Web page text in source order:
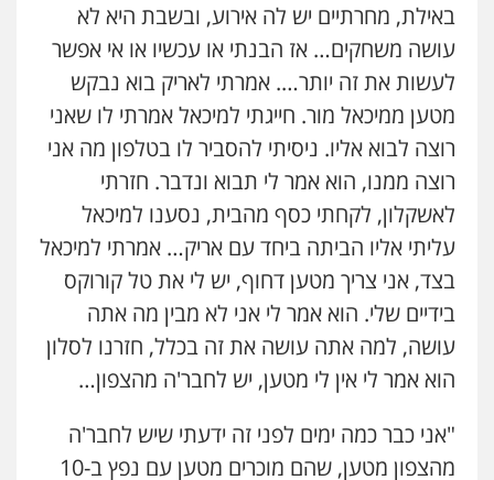
באילת, מחרתיים יש לה אירוע, ובשבת היא לא
עושה משחקים… אז הבנתי או עכשיו או אי אפשר
לעשות את זה יותר…. אמרתי לאריק בוא נבקש
מטען ממיכאל מור. חייגתי למיכאל אמרתי לו שאני
רוצה לבוא אליו. ניסיתי להסביר לו בטלפון מה אני
רוצה ממנו, הוא אמר לי תבוא ונדבר. חזרתי
לאשקלון, לקחתי כסף מהבית, נסענו למיכאל
עליתי אליו הביתה ביחד עם אריק… אמרתי למיכאל
בצד, אני צריך מטען דחוף, יש לי את טל קורוקס
בידיים שלי. הוא אמר לי אני לא מבין מה אתה
עושה, למה אתה עושה את זה בכלל, חזרנו לסלון
הוא אמר לי אין לי מטען, יש לחבר'ה מהצפון…
"אני כבר כמה ימים לפני זה ידעתי שיש לחבר'ה
מהצפון מטען, שהם מוכרים מטען עם נפץ ב-10